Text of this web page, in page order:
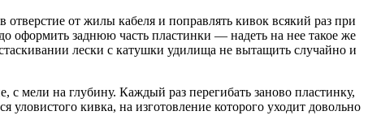
от жилы кабеля и поправлять кивок всякий раз при
оформить заднюю часть пластинки — надеть на нее такое же
лески с катушки удилища не вытащить случайно и
с мели на глубину. Каждый раз перегибать заново пластинку,
кивка, на изготовление которого уходит довольно